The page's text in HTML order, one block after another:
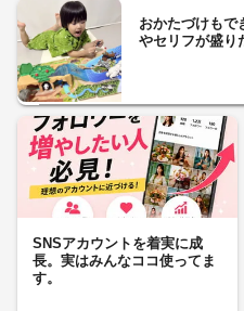
おかたづけもで
やセリフが盛
SNSアカウントを着実に成
長。実はみんなココ使ってま
す。